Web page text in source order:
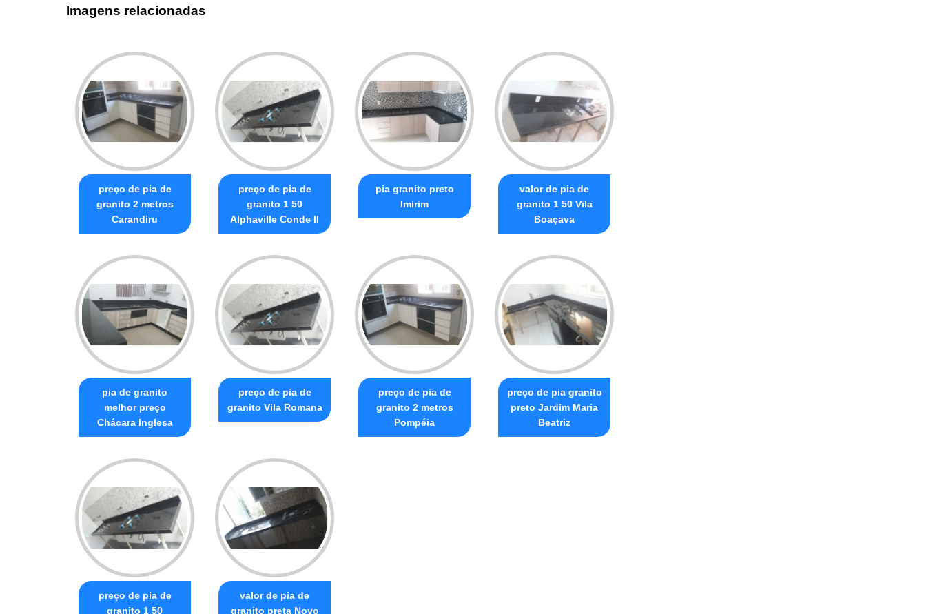
Imagens relacionadas
preço de pia de
granito 2 metros
Carandiru
preço de pia de
granito 1 50
Alphaville Conde II
pia granito preto
Imirim
valor de pia de
granito 1 50 Vila
Boaçava
pia de granito
melhor preço
Chácara Inglesa
preço de pia de
granito Vila Romana
preço de pia de
granito 2 metros
Pompéia
preço de pia granito
preto Jardim Maria
Beatriz
preço de pia de
granito 1 50
valor de pia de
granito preta Novo